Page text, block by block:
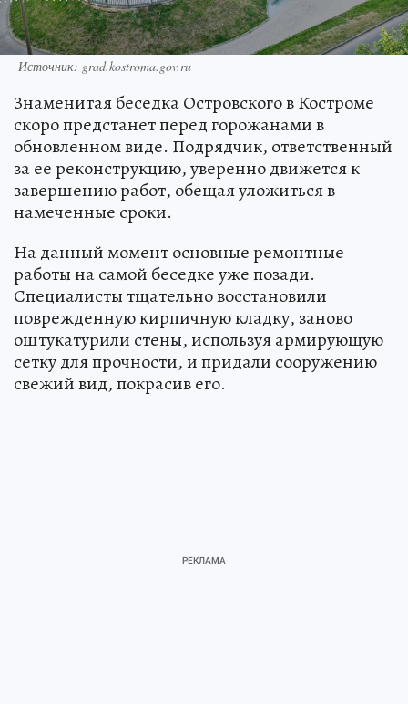
Источник: grad.kostroma.gov.ru
Знаменитая беседка Островского в Костроме
скоро предстанет перед горожанами в
обновленном виде. Подрядчик, ответственный
за ее реконструкцию, уверенно движется к
завершению работ, обещая уложиться в
намеченные сроки.
На данный момент основные ремонтные
работы на самой беседке уже позади.
Специалисты тщательно восстановили
поврежденную кирпичную кладку, заново
оштукатурили стены, используя армирующую
сетку для прочности, и придали сооружению
свежий вид, покрасив его.